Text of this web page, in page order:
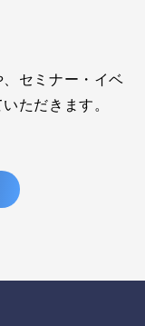
セミナー・イベ
ただきます。